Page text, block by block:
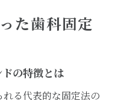
た歯科固定
の特徴とは
る代表的な固定法の